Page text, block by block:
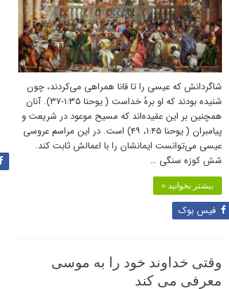
شاگردانش که عیسی را تا قانا همراهی می‌کردند، چون
شنیده بودند که او برهٔ خداست ( یوحنا ۱:۳۵-۳۷). ﺁنان
همچنین بر این عقیده‌اند که مسیح موعود در شریعت و
پیامبران ( یوحنا ۱:۴۵، ۴۹) است. در این مراسم عروسی
عیسی می‌توانست ایمانشان را با اعمالش ثابت کند.
شش کوزه سنگی …
بیشتر بخوانید »
فیس بوک
وقتی خداوند خود را به موسی
معرفی می کند